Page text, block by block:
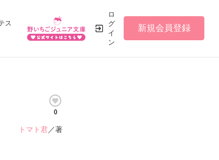
ス
ロ
グ
イ
ン
新規会員登録
0
トマト君／著